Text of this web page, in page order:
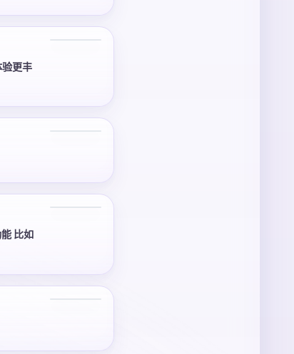
更丰
3 张
2 张
比如
2 张